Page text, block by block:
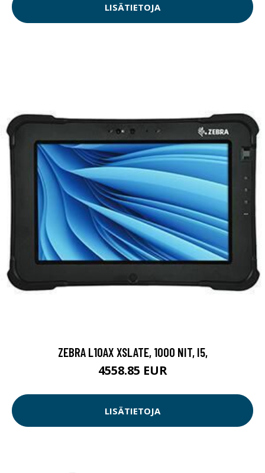
LISÄTIETOJA
ZEBRA L10AX XSLATE, 1000 NIT, I5,
4558.85 EUR
LISÄTIETOJA